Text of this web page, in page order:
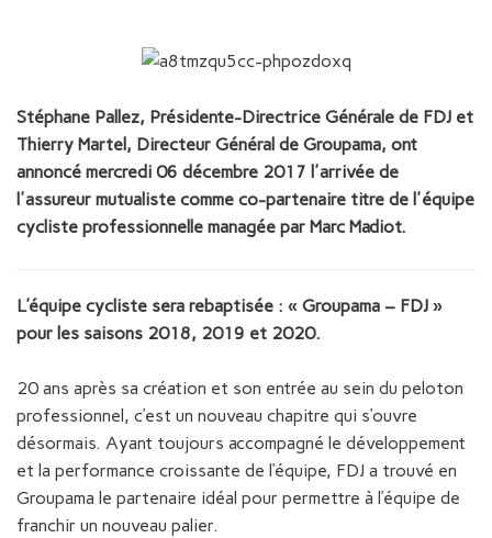
Stéphane Pallez, Présidente-Directrice Générale de FDJ et
Thierry Martel, Directeur Général de Groupama, ont
annoncé mercredi 06 décembre 2017 l'arrivée de
l'assureur mutualiste comme co-partenaire titre de l'équipe
cycliste professionnelle managée par Marc Madiot.
L’équipe cycliste sera rebaptisée : « Groupama – FDJ »
pour les saisons 2018, 2019 et 2020.
20 ans après sa création et son entrée au sein du peloton
professionnel, c’est un nouveau chapitre qui s’ouvre
désormais. Ayant toujours accompagné le développement
et la performance croissante de l’équipe, FDJ a trouvé en
Groupama le partenaire idéal pour permettre à l’équipe de
franchir un nouveau palier.